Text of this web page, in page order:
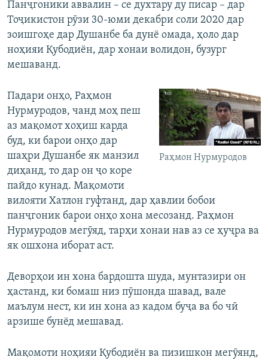
Панҷгоники аввалин – се духтару ду писар – дар
Тоҷикистон рӯзи 30-юми декабри соли 2020 дар
зоишгоҳе дар Душанбе ба дунё омада, ҳоло дар
ноҳияи Қубодиён, дар хонаи волидон, бузург
мешаванд.
Раҳмон Нурмуродов
Падари онҳо, Раҳмон
Нурмуродов, чанд моҳ пеш
аз мақомот хоҳиш карда
буд, ки барои онҳо дар
шаҳри Душанбе як манзил
диҳанд, то дар он ҷо коре
пайдо кунад. Мақомоти
вилояти Хатлон гуфтанд, дар ҳавлии бобои
панҷгоник барои онҳо хона месозанд. Раҳмон
Нурмуродов мегӯяд, тарҳи хонаи нав аз се ҳуҷра ва
як ошхона иборат аст.
Деворҳои ин хона бардошта шуда, мунтазири он
ҳастанд, ки бомаш низ пӯшонда шавад, вале
маълум нест, ки ин хона аз кадом буҷа ва бо чӣ
арзише бунёд мешавад.
Мақомоти ноҳияи Қубодиён ва пизишкон мегӯянд,